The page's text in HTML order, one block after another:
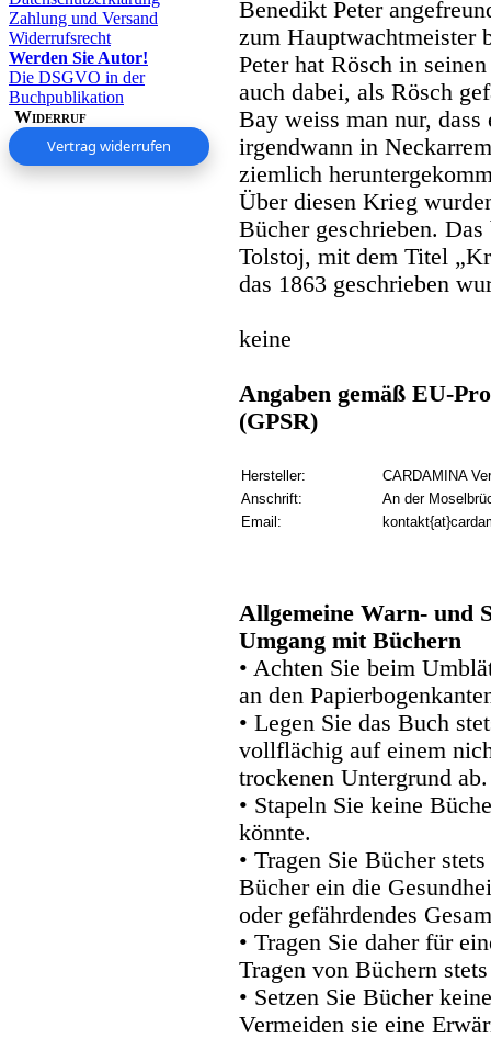
Zahlung und Versand
Widerrufsrecht
Werden Sie Autor!
Die DSGVO in der
Buchpublikation
Widerruf
Vertrag widerrufen
Benedikt Peter
zum Hauptwachtmeister
Peter hat Rösch in
auch dabei, als Rösch
Bay weiss man nur,
irgendwann in
ziemlich
Über diesen Krieg
Bücher geschrieben.
Tolstoj, mit dem Titel
das 1863 geschrieben
keine
Angaben gemäß EU-
(GPSR)
Hersteller:
CARDAMINA
Anschrift:
An der
Email:
Allgemeine Warn- und
Umgang mit Büchern
• Achten Sie beim
an den
• Legen Sie das Buch
vollflächig auf einem
trockenen Untergrund ab.
• Stapeln Sie keine
könnte.
• Tragen Sie Bücher
Bücher ein die
oder gefährdendes
• Tragen Sie daher für
Tragen von Büchern
• Setzen Sie Bücher
Vermeiden sie eine